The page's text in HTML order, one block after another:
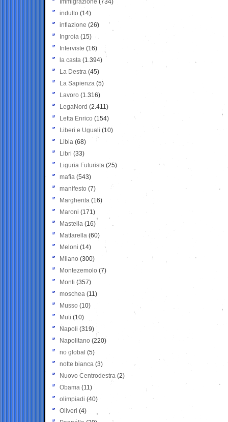
Immigrazione (734)
indulto (14)
inflazione (26)
Ingroia (15)
Interviste (16)
la casta (1.394)
La Destra (45)
La Sapienza (5)
Lavoro (1.316)
LegaNord (2.411)
Letta Enrico (154)
Liberi e Uguali (10)
Libia (68)
Libri (33)
Liguria Futurista (25)
mafia (543)
manifesto (7)
Margherita (16)
Maroni (171)
Mastella (16)
Mattarella (60)
Meloni (14)
Milano (300)
Montezemolo (7)
Monti (357)
moschea (11)
Musso (10)
Muti (10)
Napoli (319)
Napolitano (220)
no global (5)
notte bianca (3)
Nuovo Centrodestra (2)
Obama (11)
olimpiadi (40)
Oliveri (4)